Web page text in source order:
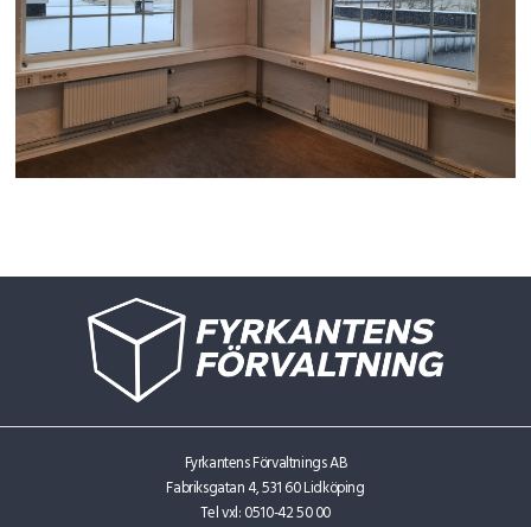
Fyrkantens Förvaltnings AB
Fabriksgatan 4, 531 60 Lidköping
Tel vxl:0510-42 50 00